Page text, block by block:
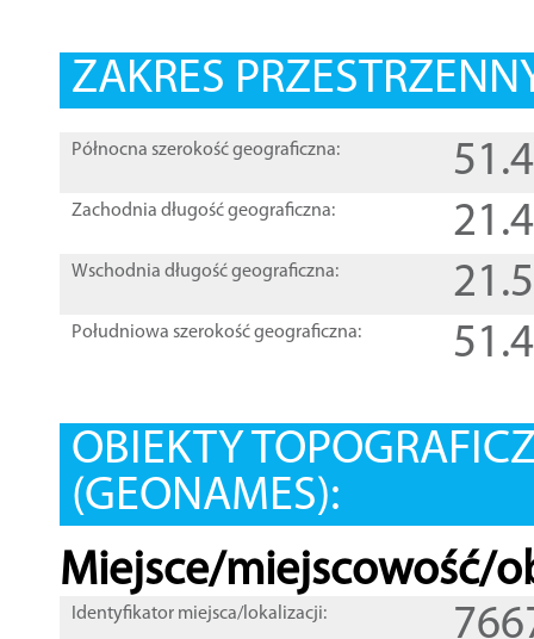
ZAKRES
Północna szerokość geograficzna:
Zachodnia długość geograficzna:
Wschodnia długość geograficzna:
Południowa szerokość geograficzna:
OBIEKTY
(GEONAMES):
Miejsce/miejscowość/
Identyfikator miejsca/lokalizacji: